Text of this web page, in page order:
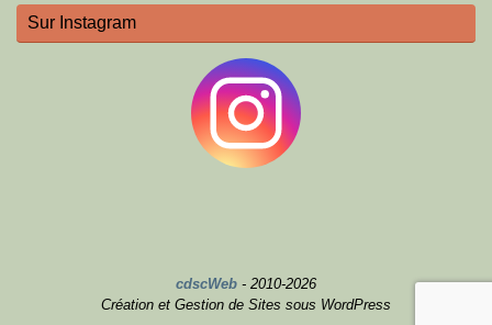
Sur Instagram
cdscWeb - 2010-2026
Création et Gestion de Sites sous WordPress